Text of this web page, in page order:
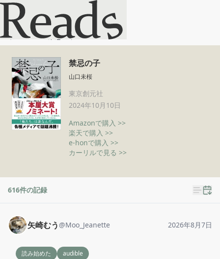
禁忌の子
ホーム 禁忌の子
禁忌の子
山口未桜
東京創元社
2024年10月10日
Amazonで購入 >>
楽天で購入 >>
e-honで購入 >>
カーリルで見る >>
616件の記録
矢崎むう @Moo_Jeanette 2026年8月7日
読み始めた audible